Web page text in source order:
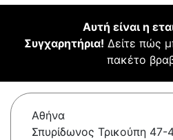
Αυτή είναι η
Συγχαρητήρια! Δείτε πώς
πακέτο
Αθήνα
Σπυρίδωνος Τρικούπη 47-